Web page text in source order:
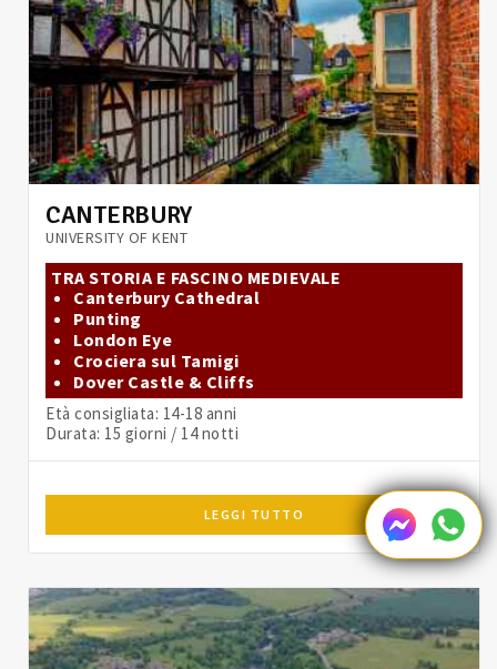
CANTERBURY
UNIVERSITY OF KENT
TRA STORIA E FASCINO MEDIEVALE
Canterbury Cathedral
Punting
London Eye
Crociera sul Tamigi
Dover Castle & Cliffs
Età consigliata: 14-18 anni
Durata: 15 giorni / 14 notti
LEGGI TUTTO